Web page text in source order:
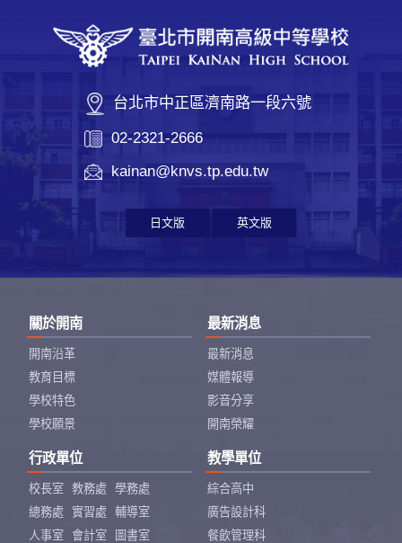
台北市中正區濟南路一段六號
02-2321-2666
kainan@knvs.tp.edu.tw
日文版 英文版
關於開南
開南沿革
教育目標
學校特色
學校願景
最新消息
最新消息
媒體報導
影音分享
開南榮耀
行政單位
校長室 教務處
學務處
總務處
實習處
輔導室
人事室
會計室 圖書室
教學單位
綜合高中
廣告設計科
餐飲管理科